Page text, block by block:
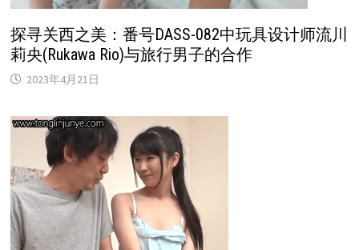
探寻关西之美：番号DASS-082中玩具设计师流川
莉央(Rukawa Rio)与旅行男子的合作
2023年4月21日